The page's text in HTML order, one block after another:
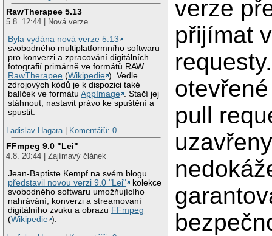
RawTherapee 5.13
5.8. 12:44 | Nová verze
Byla vydána nová verze 5.13
svobodného multiplatformního softwaru
pro konverzi a zpracování digitálních
fotografií primárně ve formátů RAW
RawTherapee (Wikipedie ). Vedle
zdrojových kódů je k dispozici také
balíček ve formátuAppImage . Stačí jej
stáhnout, nastavit právo ke spuštění a
spustit.
Ladislav Hagara
Komentářů: 0
FFmpeg 9.0 "Lei"
4.8. 20:44 | Zajímavý článek
Jean-Baptiste Kempf na svém blogu
představil novou verzi 9.0 "Lei"
kolekce
svobodného softwaru umožňujícího
nahrávání, konverzi a streamovaní
digitálního zvuku a obrazu FFmpeg
(Wikipedie ).
verze
přijímat
pull